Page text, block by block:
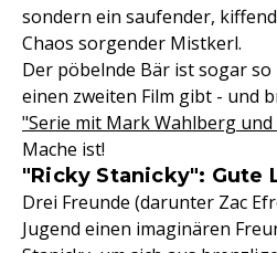
sondern ein saufender,
Chaos sorgender Mistkerl.
Der pöbelnde Bär ist sogar so
einen zweiten Film gibt - und
"Serie mit Mark Wahlberg und
Mache ist!
"Ricky Stanicky": Gute
Drei Freunde (darunter Zac
Jugend einen imaginären